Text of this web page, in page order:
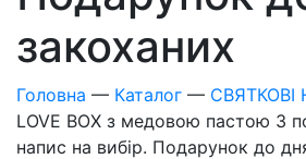
закоханих
Головна — Каталог — СВЯТКОВІ
LOVE BOX з медовою пастою 3
напис на вибір. Подарунок до